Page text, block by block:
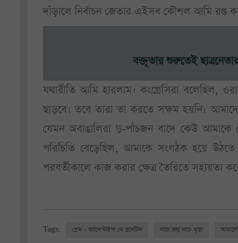
দাঁড়ালে নির্বাচন জেতার এইসব কৌশল আমি রপ্ত
বক্তৃতার শুরুতেই
যথারীতি আমি হারলাম। কংগ্রেসিরা বলেছিল,
ছাড়বে। তবে তারা তা করতে সক্ষম হয়নি।
যেমন অবাঙালিরা দু-পাঁচজন বাদে কেউ আমাকে
পরিচিতি বেড়েছিল, আমাকে সংগঠক হয়ে
পরবর্তীকালে কাজ করার ক্ষেত্র তৈরিতে সহায়তা
Tags: প্রেম - ভ্যালেন্টাইন্স ডে বুলেটিন নাচে জন্ম নাচে মৃত্যু